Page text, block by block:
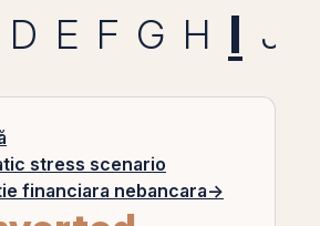
D E F G H I J
stress scenario
financiara nebancara→